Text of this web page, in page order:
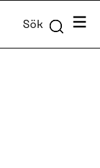
Sök Meny